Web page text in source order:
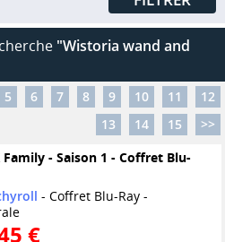
"Wistoria wand and
5 6 7 8 9 10 11
12
13
14 15
>>
Family - Saison 1 - Coffret Blu-
- Coffret Blu-Ray -
€